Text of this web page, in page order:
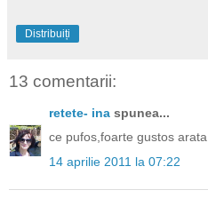
Distribuiți
13 comentarii:
retete- ina spunea...
ce pufos,foarte gustos arata
14 aprilie 2011 la 07:22